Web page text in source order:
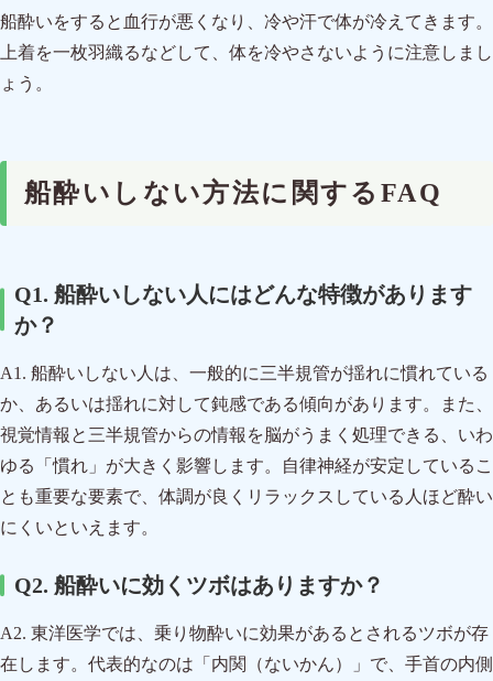
船酔いをすると血行が悪くなり、冷や汗で体が冷えてきます。
上着を一枚羽織るなどして、体を冷やさないように注意しまし
ょう。
船酔いしない方法に関するFAQ
Q1. 船酔いしない人にはどんな特徴があります
か？
A1. 船酔いしない人は、一般的に三半規管が揺れに慣れている
か、あるいは揺れに対して鈍感である傾向があります。また、
視覚情報と三半規管からの情報を脳がうまく処理できる、いわ
ゆる「慣れ」が大きく影響します。自律神経が安定しているこ
とも重要な要素で、体調が良くリラックスしている人ほど酔い
にくいといえます。
Q2. 船酔いに効くツボはありますか？
A2. 東洋医学では、乗り物酔いに効果があるとされるツボが存
在します。代表的なのは「内関（ないかん）」で、手首の内側